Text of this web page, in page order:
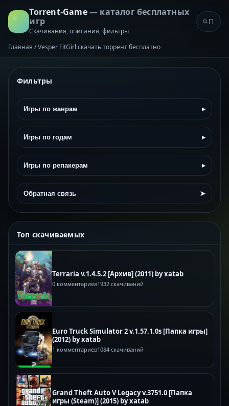
Torrent-Game— каталог бесплатных
игр
Скачивания, описания, фильтры
Главная /Vesper FitGirl скачать торрент бесплатно
Фильтры
Игры по жанрам ▸
Игры по годам ▸
Игры по репакерам ▸
Обратная связь ➤
Топ скачиваемых
Terraria v.1.4.5.2 [Архив] (2011) by xatab
0 комментариев1932 скачиваний
Euro Truck Simulator 2 v.1.57.1.0s [Папка игры]
(2012) by xatab
1 комментариев1084 скачиваний
Grand Theft Auto V Legacy v.3751.0 [Папка
игры (Steam)] (2015) by xatab